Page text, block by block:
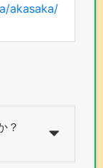
akasaka/
？